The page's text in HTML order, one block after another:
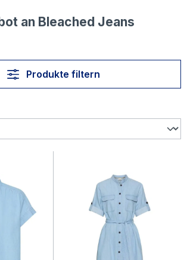
an Bleached Jeans
Produkte filtern